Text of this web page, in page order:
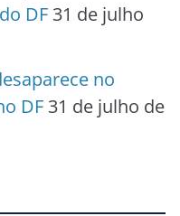
DF 31 de julho
no
DF 31 de julho de